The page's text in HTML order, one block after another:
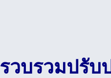
รวบรวมปรับ